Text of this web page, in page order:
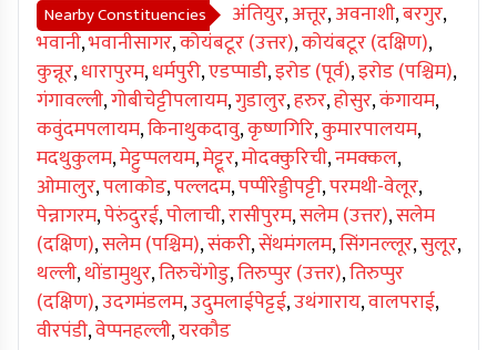
Nearby Constituencies अंतियुर,अत्तूर,अवनाशी,बरगुर,
भवानी,भवानीसागर,कोयंबटूर (उत्तर),कोयंबटूर (दक्षिण),
कुन्नूर,धारापुरम,धर्मपुरी,एडप्पाडी,इरोड (पूर्व),इरोड (पश्चिम),
गंगावल्ली,गोबीचेट्टीपलायम,गुडालुर,हरुर,होसुर,कंगायम,
कवुंदमपलायम,किनाथुकदावु,कृष्णगिरि,कुमारपालयम,
मदथुकुलम,मेट्टुप्पलयम,मेट्टूर,मोदक्कुरिची,नमक्कल,
ओमालुर,पलाकोड,पल्लदम,पप्पीरेड्डीपट्टी,परमथी-वेलूर,
पेन्नागरम,पेरुंदुरई,पोलाची,रासीपुरम,सलेम (उत्तर),सलेम
(दक्षिण),सलेम (पश्चिम),संकरी,सेंथमंगलम,सिंगनल्लूर,सुलूर,
थल्ली,थोंडामुथुर,तिरुचेंगोडु,तिरुप्पुर (उत्तर),तिरुप्पुर
(दक्षिण),उदगमंडलम,उदुमलाईपेट्टई,उथंगाराय,वालपराई,
वीरपंडी,वेप्पनहल्ली,यरकौड